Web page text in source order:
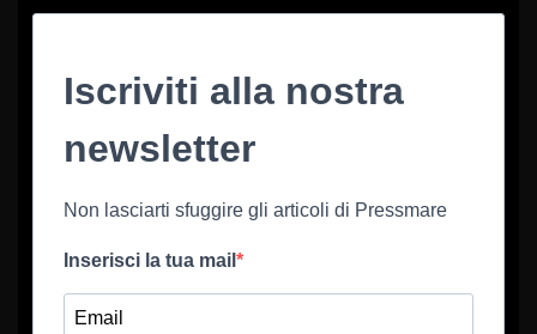
Iscriviti alla nostra
newsletter
Non lasciarti sfuggire gli articoli di Pressmare
Inserisci la tua mail